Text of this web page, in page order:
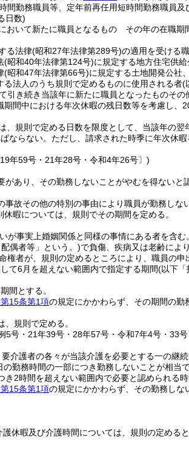
間勤務職員等、定年前再任用短時間勤務職員
日数)
おいて新たに職員となるもの その年の在職期
る法律(昭和27年法律第289号)の適用を受ける
(昭和40年法律第124号)に規定する地方住宅供
(昭和47年法律第66号)に規定する土地開発公社
法人のうち規則で定めるものに使用される者(
引き続き当該年に新たに職員となったものそ
間中における年次休暇の残日数等を考慮し、
、規則で定める日数を限度として、当該年の翌
ならない。 ただし、請求された時季に年次休
年59号・21年28号・令和4年26号〕)
あり、その勤務しないことがやむを得ないと
故その他の特別の事由により職員が勤務し
暇については、規則でその期間を定める。
が事実上婚姻関係と同様の事情にある者を含
偶者等」という。)で負傷、疾病又は老齢によ
権者が、規則の定めるところにより、職員の
て6月を超えない範囲内で指定する期間(以下「
間とする。
15条第1項の規定にかかわらず、その期間の勤
規則で定める。
5号・21年39号・28年57号・令和7年4号・33号
介護者の各々が当該介護を必要とする一の継
の勤務時間の一部につき勤務しないことが相当
2時間を超えない範囲内で必要と認められる時
15条第1項の規定にかかわらず、その勤務しな
護休暇及び介護時間については、規則の定め